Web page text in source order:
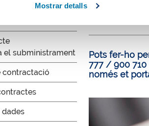
Mostrar detalls
el subministrament
contractació
dades
Pots fer-ho
777 / 900 710
només et